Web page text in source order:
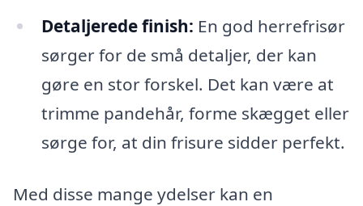
Detaljerede finish: En god herrefrisør
sørger for de små detaljer, der kan
gøre en stor forskel. Det kan være at
trimme pandehår, forme skægget eller
sørge for, at din frisure sidder perfekt.
Med disse mange ydelser kan en